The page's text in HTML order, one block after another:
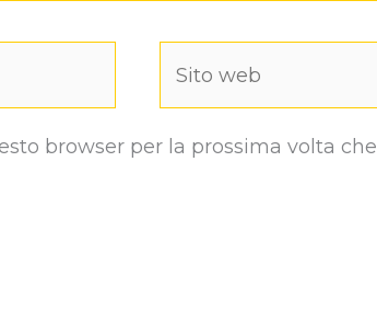
browser per la prossima volta che